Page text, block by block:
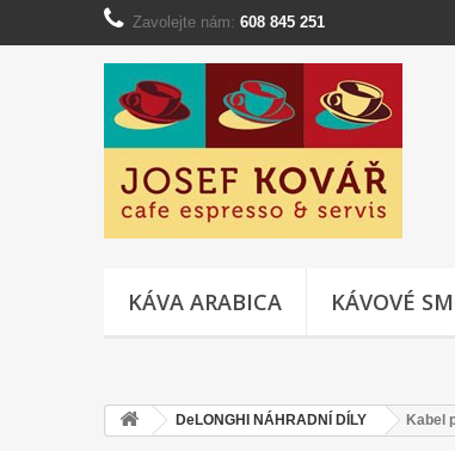
Zavolejte nám: 608 845 251
KÁVA ARABICA KÁVOVÉ
DeLONGHI NÁHRADNÍ DÍLY Kabel